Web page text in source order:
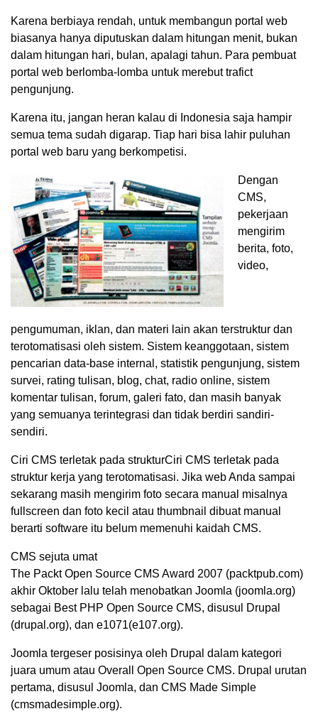
Karena berbiaya rendah, untuk membangun portal web
biasanya hanya diputuskan dalam hitungan menit, bukan
dalam hitungan hari, bulan, apalagi tahun. Para pembuat
portal web berlomba-lomba untuk merebut trafict
pengunjung.
Karena itu, jangan heran kalau di Indonesia saja hampir
semua tema sudah digarap. Tiap hari bisa lahir puluhan
portal web baru yang berkompetisi.
Dengan
CMS,
pekerjaan
mengirim
berita, foto,
video,
pengumuman, iklan, dan materi lain akan terstruktur dan
terotomatisasi oleh sistem. Sistem keanggotaan, sistem
pencarian data-base internal, statistik pengunjung, sistem
survei, rating tulisan, blog, chat, radio online, sistem
komentar tulisan, forum, galeri fato, dan masih banyak
yang semuanya terintegrasi dan tidak berdiri sandiri-
sendiri.
Ciri CMS terletak pada strukturCiri CMS terletak pada
struktur kerja yang terotomatisasi. Jika web Anda sampai
sekarang masih mengirim foto secara manual misalnya
fullscreen dan foto kecil atau thumbnail dibuat manual
berarti software itu belum memenuhi kaidah CMS.
CMS sejuta umat
The Packt Open Source CMS Award 2007 (packtpub.com)
akhir Oktober lalu telah menobatkan Joomla (joomla.org)
sebagai Best PHP Open Source CMS, disusul Drupal
(drupal.org), dan e1071(e107.org).
Joomla tergeser posisinya oleh Drupal dalam kategori
juara umum atau Overall Open Source CMS. Drupal urutan
pertama, disusul Joomla, dan CMS Made Simple
(cmsmadesimple.org).